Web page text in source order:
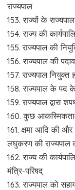
राज्यपाल
153. राज्यों के राज्यपाल
154. राज्य की
155. राज्यपाल की
156. राज्यपाल की
157. राज्यपाल नियुक्त
158. राज्यपाल के पद
159. राज्यपाल द्वारा
160. कुछ
161. क्षमा आदि की
लघुकरण की राज्यपाल
162. राज्य की
मंत्रि-परिषद्
163. राज्यपाल को